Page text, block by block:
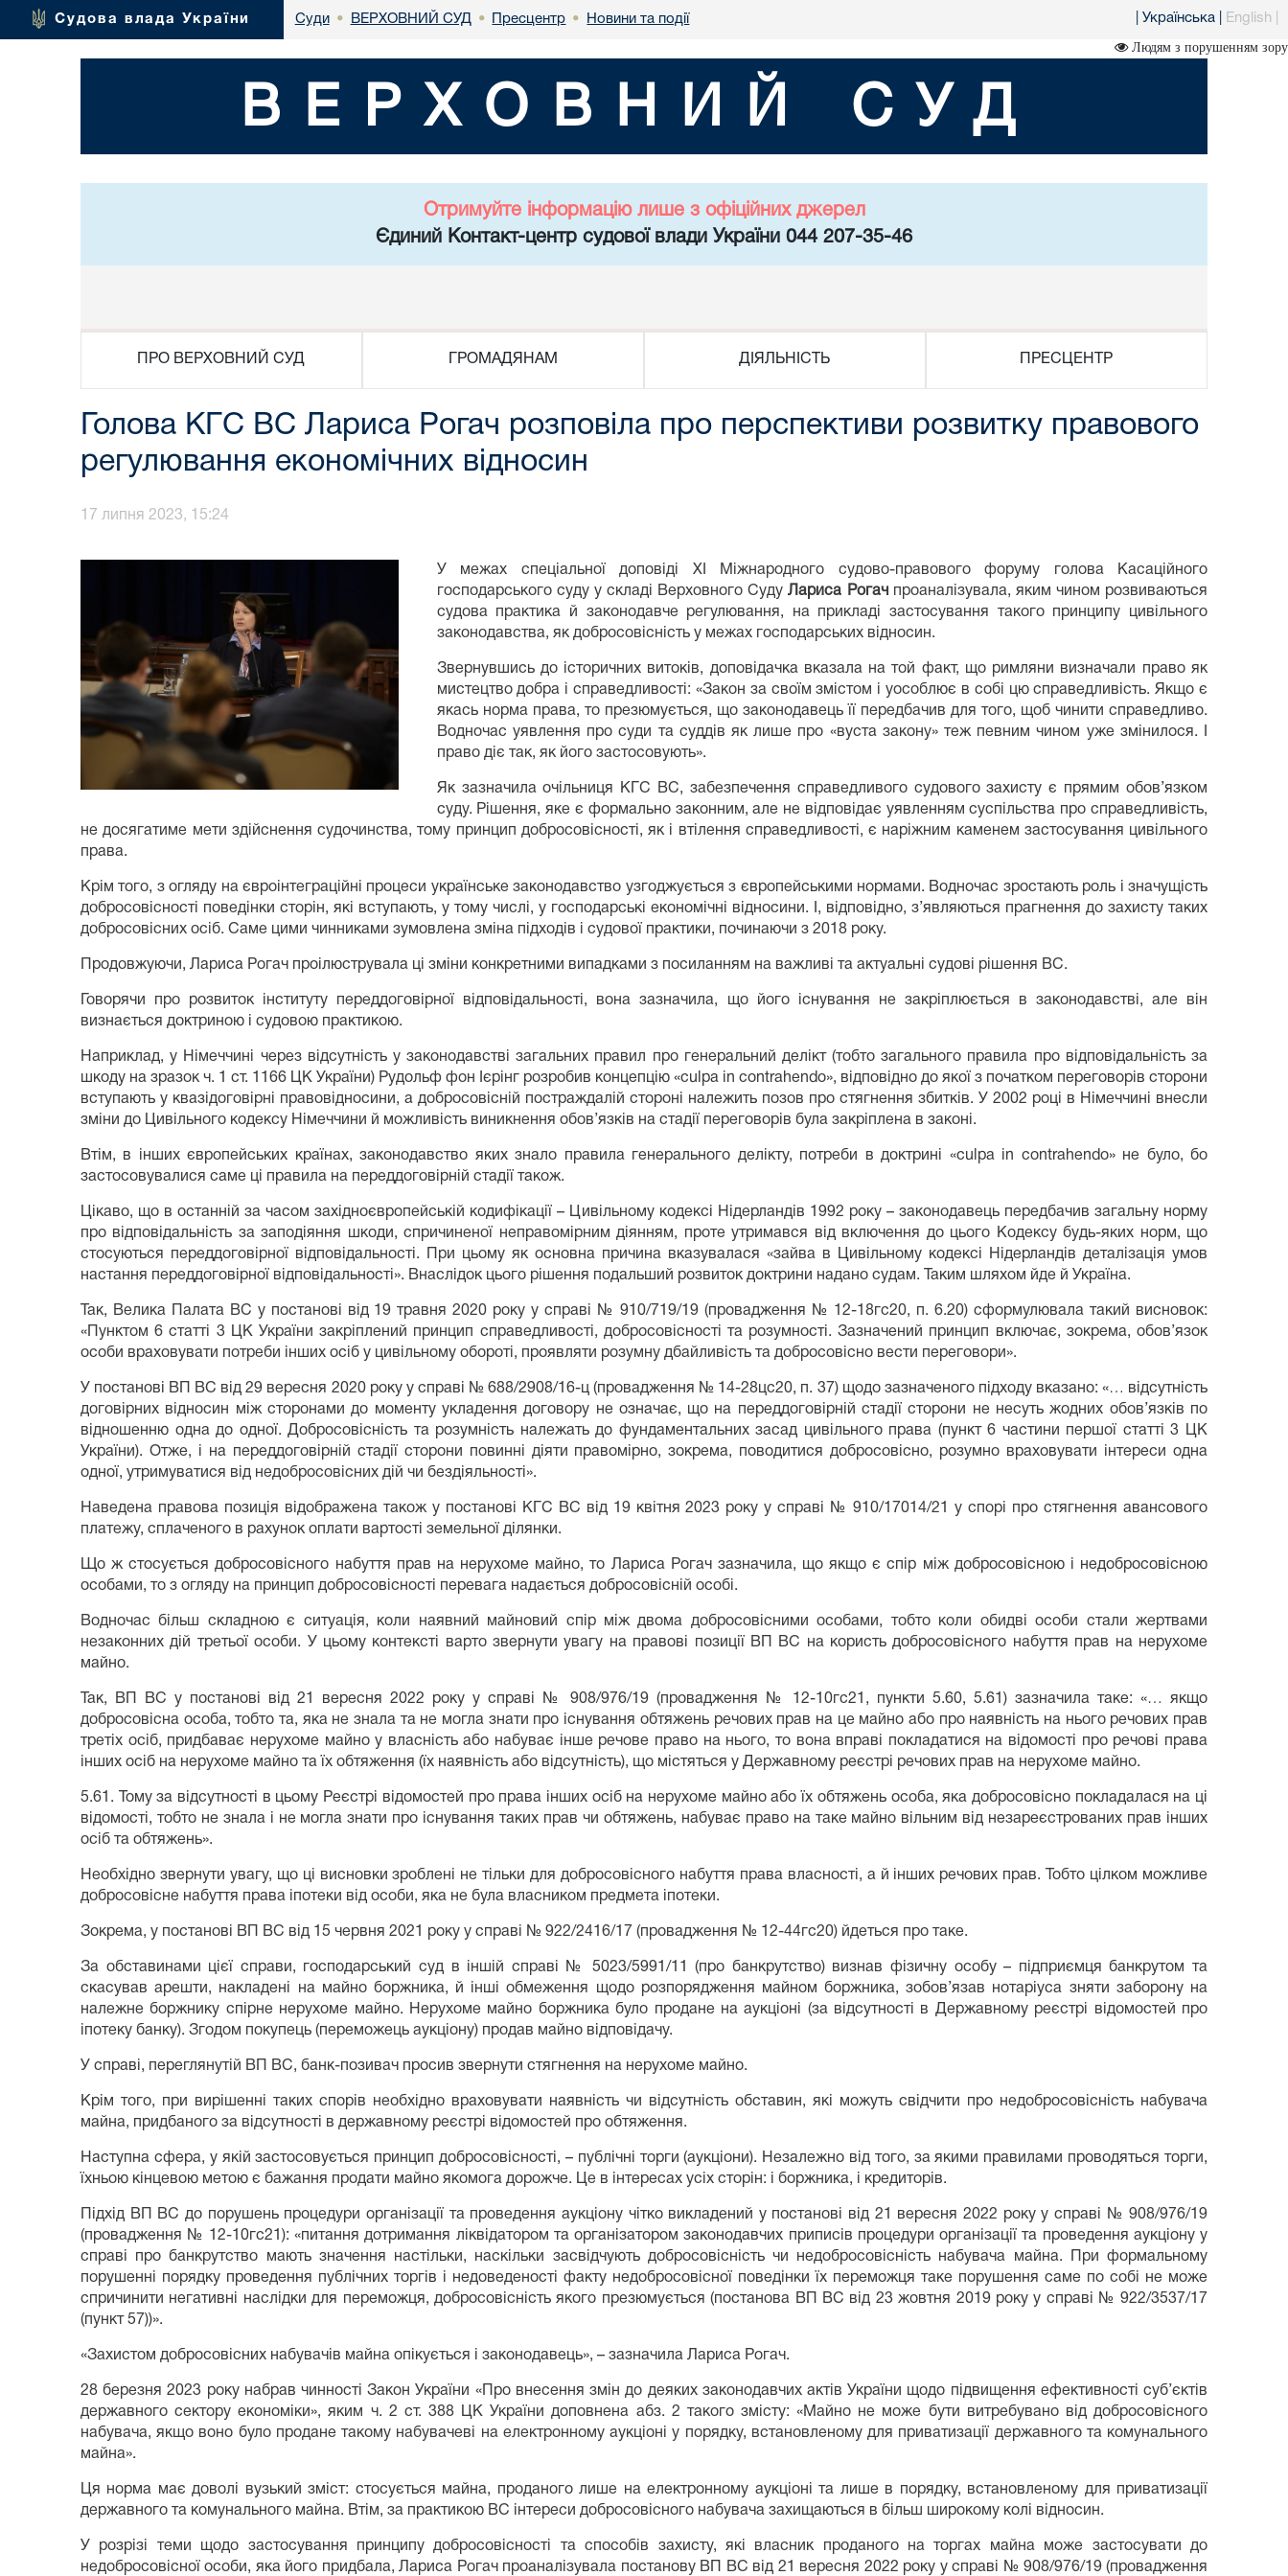
Судова влада України Суди • ВЕРХОВНИЙ СУД • Пресцентр • Новини та події Українська English
Людям з порушенням зору
ВЕРХОВНИЙ СУД
Отримуйте інформацію лише з офіційних джерел
Єдиний Контакт-центр судової влади України 044 207-35-46
ПРО ВЕРХОВНИЙ СУД ГРОМАДЯНАМ ДІЯЛЬНІСТЬ ПРЕСЦЕНТР
Голова КГС ВС Лариса Рогач розповіла про перспективи розвитку правового
регулювання економічних відносин
17 липня 2023, 15:24
У межах спеціальної доповіді XI Міжнародного судово-правового форуму голова Касаційного
господарського суду у складі Верховного СудуЛариса Рогачпроаналізувала, яким чином розвиваються
судова практика й законодавче регулювання, на прикладі застосування такого принципу цивільного
законодавства, як добросовісність у межах господарських відносин.
Звернувшись до історичних витоків, доповідачка вказала на той факт, що римляни визначали право як
мистецтво добра і справедливості: «Закон за своїм змістом і уособлює в собі цю справедливість. Якщо є
якась норма права, то презюмується, що законодавець її передбачив для того, щоб чинити справедливо.
Водночас уявлення про суди та суддів як лише про «вуста закону» теж певним чином уже змінилося. І
право діє так, як його застосовують».
Як зазначила очільниця КГС ВС, забезпечення справедливого судового захисту є прямим обов’язком
суду. Рішення, яке є формально законним, але не відповідає уявленням суспільства про справедливість,
не досягатиме мети здійснення судочинства, тому принцип добросовісності, як і втілення справедливості, є наріжним каменем застосування цивільного
права.
Крім того, з огляду на євроінтеграційні процеси українське законодавство узгоджується з європейськими нормами. Водночас зростають роль і значущість
добросовісності поведінки сторін, які вступають, у тому числі, у господарські економічні відносини. І, відповідно, з’являються прагнення до захисту таких
добросовісних осіб. Саме цими чинниками зумовлена зміна підходів і судової практики, починаючи з 2018 року.
Продовжуючи, Лариса Рогач проілюструвала ці зміни конкретними випадками з посиланням на важливі та актуальні судові рішення ВС.
Говорячи про розвиток інституту переддоговірної відповідальності, вона зазначила, що його існування не закріплюється в законодавстві, але він
визнається доктриною і судовою практикою.
Наприклад, у Німеччині через відсутність у законодавстві загальних правил про генеральний делікт (тобто загального правила про відповідальність за
шкоду на зразок ч. 1 ст. 1166 ЦК України) Рудольф фон Ієрінг розробив концепцію «culpa in contrahendo», відповідно до якої з початком переговорів сторони
вступають у квазідоговірні правовідносини, а добросовісній постраждалій стороні належить позов про стягнення збитків. У 2002 році в Німеччині внесли
зміни до Цивільного кодексу Німеччини й можливість виникнення обов’язків на стадії переговорів була закріплена в законі.
Втім, в інших європейських країнах, законодавство яких знало правила генерального делікту, потреби в доктрині «culpa in contrahendo» не було, бо
застосовувалися саме ці правила на переддоговірній стадії також.
Цікаво, що в останній за часом західноєвропейській кодифікації – Цивільному кодексі Нідерландів 1992 року – законодавець передбачив загальну норму
про відповідальність за заподіяння шкоди, спричиненої неправомірним діянням, проте утримався від включення до цього Кодексу будь-яких норм, що
стосуються переддоговірної відповідальності. При цьому як основна причина вказувалася «зайва в Цивільному кодексі Нідерландів деталізація умов
настання переддоговірної відповідальності». Внаслідок цього рішення подальший розвиток доктрини надано судам. Таким шляхом йде й Україна.
Так, Велика Палата ВС у постанові від 19 травня 2020 року у справі № 910/719/19 (провадження № 12-18гс20, п. 6.20) сформулювала такий висновок:
«Пунктом 6 статті 3 ЦК України закріплений принцип справедливості, добросовісності та розумності. Зазначений принцип включає, зокрема, обов’язок
особи враховувати потреби інших осіб у цивільному обороті, проявляти розумну дбайливість та добросовісно вести переговори».
У постанові ВП ВС від 29 вересня 2020 року у справі № 688/2908/16-ц (провадження № 14-28цс20, п. 37) щодо зазначеного підходу вказано: «… відсутність
договірних відносин між сторонами до моменту укладення договору не означає, що на переддоговірній стадії сторони не несуть жодних обов’язків по
відношенню одна до одної. Добросовісність та розумність належать до фундаментальних засад цивільного права (пункт 6 частини першої статті 3 ЦК
України). Отже, і на переддоговірній стадії сторони повинні діяти правомірно, зокрема, поводитися добросовісно, розумно враховувати інтереси одна
одної, утримуватися від недобросовісних дій чи бездіяльності».
Наведена правова позиція відображена також у постанові КГС ВС від 19 квітня 2023 року у справі № 910/17014/21 у спорі про стягнення авансового
платежу, сплаченого в рахунок оплати вартості земельної ділянки.
Що ж стосується добросовісного набуття прав на нерухоме майно, то Лариса Рогач зазначила, що якщо є спір між добросовісною і недобросовісною
особами, то з огляду на принцип добросовісності перевага надається добросовісній особі.
Водночас більш складною є ситуація, коли наявний майновий спір між двома добросовісними особами, тобто коли обидві особи стали жертвами
незаконних дій третьої особи. У цьому контексті варто звернути увагу на правові позиції ВП ВС на користь добросовісного набуття прав на нерухоме
майно.
Так, ВП ВС у постанові від 21 вересня 2022 року у справі № 908/976/19 (провадження № 12-10гс21, пункти 5.60, 5.61) зазначила таке: «… якщо
добросовісна особа, тобто та, яка не знала та не могла знати про існування обтяжень речових прав на це майно або про наявність на нього речових прав
третіх осіб, придбаває нерухоме майно у власність або набуває інше речове право на нього, то вона вправі покладатися на відомості про речові права
інших осіб на нерухоме майно та їх обтяження (їх наявність або відсутність), що містяться у Державному реєстрі речових прав на нерухоме майно.
5.61. Тому за відсутності в цьому Реєстрі відомостей про права інших осіб на нерухоме майно або їх обтяжень особа, яка добросовісно покладалася на ці
відомості, тобто не знала і не могла знати про існування таких прав чи обтяжень, набуває право на таке майно вільним від незареєстрованих прав інших
осіб та обтяжень».
Необхідно звернути увагу, що ці висновки зроблені не тільки для добросовісного набуття права власності, а й інших речових прав. Тобто цілком можливе
добросовісне набуття права іпотеки від особи, яка не була власником предмета іпотеки.
Зокрема, у постанові ВП ВС від 15 червня 2021 року у справі № 922/2416/17 (провадження № 12-44гс20) йдеться про таке.
За обставинами цієї справи, господарський суд в іншій справі № 5023/5991/11 (про банкрутство) визнав фізичну особу – підприємця банкрутом та
скасував арешти, накладені на майно боржника, й інші обмеження щодо розпорядження майном боржника, зобов’язав нотаріуса зняти заборону на
належне боржнику спірне нерухоме майно. Нерухоме майно боржника було продане на аукціоні (за відсутності в Державному реєстрі відомостей про
іпотеку банку). Згодом покупець (переможець аукціону) продав майно відповідачу.
У справі, переглянутій ВП ВС, банк-позивач просив звернути стягнення на нерухоме майно.
Крім того, при вирішенні таких спорів необхідно враховувати наявність чи відсутність обставин, які можуть свідчити про недобросовісність набувача
майна, придбаного за відсутності в державному реєстрі відомостей про обтяження.
Наступна сфера, у якій застосовується принцип добросовісності, – публічні торги (аукціони). Незалежно від того, за якими правилами проводяться торги,
їхньою кінцевою метою є бажання продати майно якомога дорожче. Це в інтересах усіх сторін: і боржника, і кредиторів.
Підхід ВП ВС до порушень процедури організації та проведення аукціону чітко викладений у постанові від 21 вересня 2022 року у справі № 908/976/19
(провадження № 12-10гс21): «питання дотримання ліквідатором та організатором законодавчих приписів процедури організації та проведення аукціону у
справі про банкрутство мають значення настільки, наскільки засвідчують добросовісність чи недобросовісність набувача майна. При формальному
порушенні порядку проведення публічних торгів і недоведеності факту недобросовісної поведінки їх переможця таке порушення саме по собі не може
спричинити негативні наслідки для переможця, добросовісність якого презюмується (постанова ВП ВС від 23 жовтня 2019 року у справі № 922/3537/17
(пункт 57))».
«Захистом добросовісних набувачів майна опікується і законодавець», – зазначила Лариса Рогач.
28 березня 2023 року набрав чинності Закон України «Про внесення змін до деяких законодавчих актів України щодо підвищення ефективності суб’єктів
державного сектору економіки», яким ч. 2 ст. 388 ЦК України доповнена абз. 2 такого змісту: «Майно не може бути витребувано від добросовісного
набувача, якщо воно було продане такому набувачеві на електронному аукціоні у порядку, встановленому для приватизації державного та комунального
майна».
Ця норма має доволі вузький зміст: стосується майна, проданого лише на електронному аукціоні та лише в порядку, встановленому для приватизації
державного та комунального майна. Втім, за практикою ВС інтереси добросовісного набувача захищаються в більш широкому колі відносин.
У розрізі теми щодо застосування принципу добросовісності та способів захисту, які власник проданого на торгах майна може застосувати до
недобросовісної особи, яка його придбала, Лариса Рогач проаналізувала постанову ВП ВС від 21 вересня 2022 року у справі № 908/976/19 (провадження